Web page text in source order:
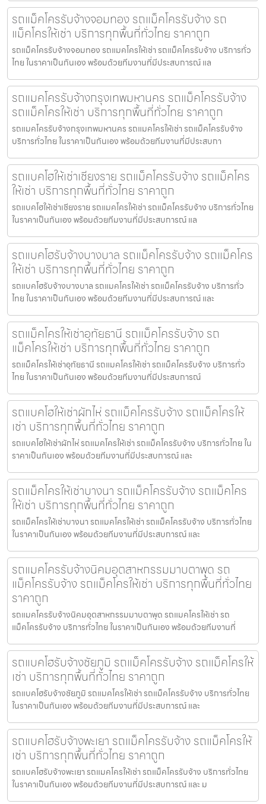
รถแม็คโครรับจ้างจอมทอง รถแม็คโครรับจ้าง รถ
แม็คโครให้เช่า บริการทุกพื้นที่ทั่วไทย ราคาถูก
รถแม็คโครรับจ้างจอมทอง รถแมคโครให้เช่า รถแม็คโครรับจ้าง บริการทั่ว
ไทย ในราคาเป็นกันเอง พร้อมด้วยทีมงานที่มีประสบการณ์ แล
รถแมคโครรับจ้างกรุงเทพมหานคร รถแม็คโครรับจ้าง
รถแม็คโครให้เช่า บริการทุกพื้นที่ทั่วไทย ราคาถูก
รถแมคโครรับจ้างกรุงเทพมหานคร รถแมคโครให้เช่า รถแม็คโครรับจ้าง
บริการทั่วไทย ในราคาเป็นกันเอง พร้อมด้วยทีมงานที่มีประสบกา
รถแบคโฮให้เช่าเชียงราย รถแม็คโครรับจ้าง รถแม็คโคร
ให้เช่า บริการทุกพื้นที่ทั่วไทย ราคาถูก
รถแบคโฮให้เช่าเชียงราย รถแมคโครให้เช่า รถแม็คโครรับจ้าง บริการทั่วไทย
ในราคาเป็นกันเอง พร้อมด้วยทีมงานที่มีประสบการณ์ แล
รถแบคโฮรับจ้างบางบาล รถแม็คโครรับจ้าง รถแม็คโคร
ให้เช่า บริการทุกพื้นที่ทั่วไทย ราคาถูก
รถแบคโฮรับจ้างบางบาล รถแมคโครให้เช่า รถแม็คโครรับจ้าง บริการทั่ว
ไทย ในราคาเป็นกันเอง พร้อมด้วยทีมงานที่มีประสบการณ์ และ
รถแม็คโครให้เช่าอุทัยธานี รถแม็คโครรับจ้าง รถ
แม็คโครให้เช่า บริการทุกพื้นที่ทั่วไทย ราคาถูก
รถแม็คโครให้เช่าอุทัยธานี รถแมคโครให้เช่า รถแม็คโครรับจ้าง บริการทั่ว
ไทย ในราคาเป็นกันเอง พร้อมด้วยทีมงานที่มีประสบการณ์
รถแบคโฮให้เช่าผักไห่ รถแม็คโครรับจ้าง รถแม็คโครให้
เช่า บริการทุกพื้นที่ทั่วไทย ราคาถูก
รถแบคโฮให้เช่าผักไห่ รถแมคโครให้เช่า รถแม็คโครรับจ้าง บริการทั่วไทย ใน
ราคาเป็นกันเอง พร้อมด้วยทีมงานที่มีประสบการณ์ และ
รถแม็คโครให้เช่าบางนา รถแม็คโครรับจ้าง รถแม็คโคร
ให้เช่า บริการทุกพื้นที่ทั่วไทย ราคาถูก
รถแม็คโครให้เช่าบางนา รถแมคโครให้เช่า รถแม็คโครรับจ้าง บริการทั่วไทย
ในราคาเป็นกันเอง พร้อมด้วยทีมงานที่มีประสบการณ์ และ
รถแมคโครรับจ้างนิคมอุตสาหกรรมมาบตาพุด รถ
แม็คโครรับจ้าง รถแม็คโครให้เช่า บริการทุกพื้นที่ทั่วไทย
ราคาถูก
รถแมคโครรับจ้างนิคมอุตสาหกรรมมาบตาพุด รถแมคโครให้เช่า รถ
แม็คโครรับจ้าง บริการทั่วไทย ในราคาเป็นกันเอง พร้อมด้วยทีมงานที่
รถแบคโฮรับจ้างชัยภูมิ รถแม็คโครรับจ้าง รถแม็คโครให้
เช่า บริการทุกพื้นที่ทั่วไทย ราคาถูก
รถแบคโฮรับจ้างชัยภูมิ รถแมคโครให้เช่า รถแม็คโครรับจ้าง บริการทั่วไทย
ในราคาเป็นกันเอง พร้อมด้วยทีมงานที่มีประสบการณ์ และ
รถแบคโฮรับจ้างพะเยา รถแม็คโครรับจ้าง รถแม็คโครให้
เช่า บริการทุกพื้นที่ทั่วไทย ราคาถูก
รถแบคโฮรับจ้างพะเยา รถแมคโครให้เช่า รถแม็คโครรับจ้าง บริการทั่วไทย
ในราคาเป็นกันเอง พร้อมด้วยทีมงานที่มีประสบการณ์ และ ม